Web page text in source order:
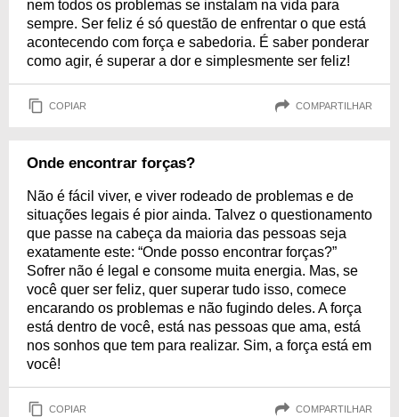
nem todos os problemas se instalam na vida para
sempre. Ser feliz é só questão de enfrentar o que está
acontecendo com força e sabedoria. É saber ponderar
como agir, é superar a dor e simplesmente ser feliz!
COPIAR COMPARTILHAR
Onde encontrar forças?
Não é fácil viver, e viver rodeado de problemas e de
situações legais é pior ainda. Talvez o questionamento
que passe na cabeça da maioria das pessoas seja
exatamente este: “Onde posso encontrar forças?”
Sofrer não é legal e consome muita energia. Mas, se
você quer ser feliz, quer superar tudo isso, comece
encarando os problemas e não fugindo deles. A força
está dentro de você, está nas pessoas que ama, está
nos sonhos que tem para realizar. Sim, a força está em
você!
COPIAR COMPARTILHAR